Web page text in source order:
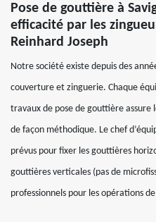
Pose de gouttière à
efficacité par les
Reinhard Joseph
Notre société existe depuis des
couverture et zinguerie. Chaque
travaux de pose de gouttière assure
de façon méthodique. Le chef
prévus pour fixer les gouttières
gouttières verticales (pas de
professionnels pour les opérations